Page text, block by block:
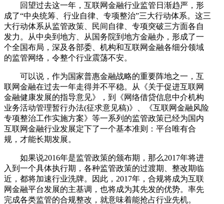
回望过去这一年，互联网金融行业监管日渐趋严，形
成了“中央统筹、行业自律、专项整治”三大行动体系。这三
大行动体系从监管政策、民间自律、专项突破三方面各自
发力。从中央到地方、从国务院到地方金融办，形成了一
个全国布局，深及各部委、机构和互联网金融各细分领域
的监管网络，令整个行业震荡不安。
可以说，作为国家普惠金融战略的重要阵地之一，互
联网金融在过去一年走得并不平稳。从《关于促进互联网
金融健康发展的指导意见》，到《网络借贷信息中介机构
业务活动管理暂行办法(征求意见稿)》、《互联网金融风险
专项整治工作实施方案》等一系列的监管政策已经为国内
互联网金融行业发展定下了一个基本准则：平台唯有合
规，才能长期发展。
如果说2016年是监管政策的颁布期，那么2017年将进
入到一个具体执行期，各种监管政策的过渡期、整改期临
近，都将加速行业洗牌。因此，2017年，合规将成为互联
网金融平台发展的主基调，也将成为其先发的优势。率先
完成各类监管的合规整改，就意味着能抢占行业先机。